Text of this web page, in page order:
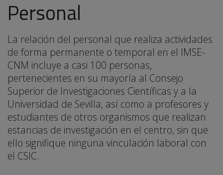
Personal
La relación del personal que realiza actividades
de forma permanente o temporal en el IMSE-
CNM incluye a casi 100 personas,
pertenecientes en su mayoría al Consejo
Superior de Investigaciones Científicas y a la
Universidad de Sevilla, así como a profesores y
estudiantes de otros organismos que realizan
estancias de investigación en el centro, sin que
ello signifique ninguna vinculación laboral con
el CSIC.